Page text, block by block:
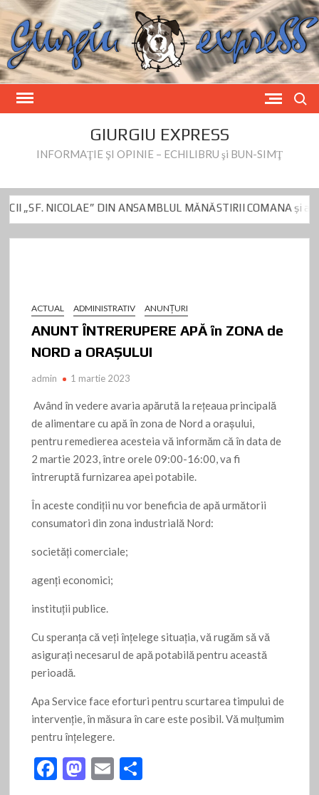
Skip
to
content
GIURGIU EXPRESS
INFORMAŢIE ŞI OPINIE – ECHILIBRU şi BUN-SIMŢ
NICOLAE” DIN ANSAMBLUL MĂNĂSTIRII COMANA și a
ACTUAL ADMINISTRATIV ANUNŢURI
ANUNT ÎNTRERUPERE APĂ în ZONA de
NORD a ORAȘULUI
admin 1 martie 2023
Având în vedere avaria apărută la rețeaua principală
de alimentare cu apă în zona de Nord a orașului,
pentru remedierea acesteia vă informăm că în data de
2 martie 2023, între orele 09:00-16:00, va fi
întreruptă furnizarea apei potabile.
În aceste condiții nu vor beneficia de apă următorii
consumatori din zona industrială Nord:
societăți comerciale;
agenți economici;
instituții publice.
Cu speranța că veți înțelege situația, vă rugăm să vă
asigurați necesarul de apă potabilă pentru această
perioadă.
Apa Service face eforturi pentru scurtarea timpului de
intervenție, în măsura în care este posibil. Vă mulțumim
pentru înțelegere.
F
M E